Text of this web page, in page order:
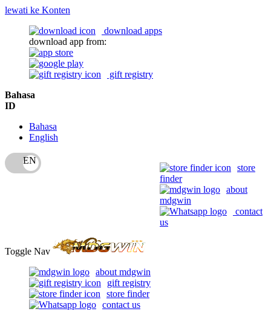
lewati ke Konten
download apps
download app from:
gift registry
Bahasa
ID
Bahasa
English
store
finder
about
mdgwin
contact
us
Toggle Nav
about mdgwin
gift registry
store finder
contact us